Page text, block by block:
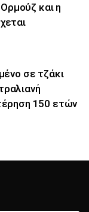
και η
σε τζάκι
150 ετών